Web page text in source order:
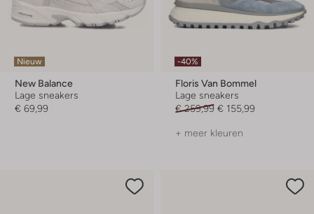
Nieuw
New Balance
Lage sneakers
€ 69,99
-40%
Floris Van Bommel
Lage sneakers
€ 259,99 € 155,99
+ meer kleuren